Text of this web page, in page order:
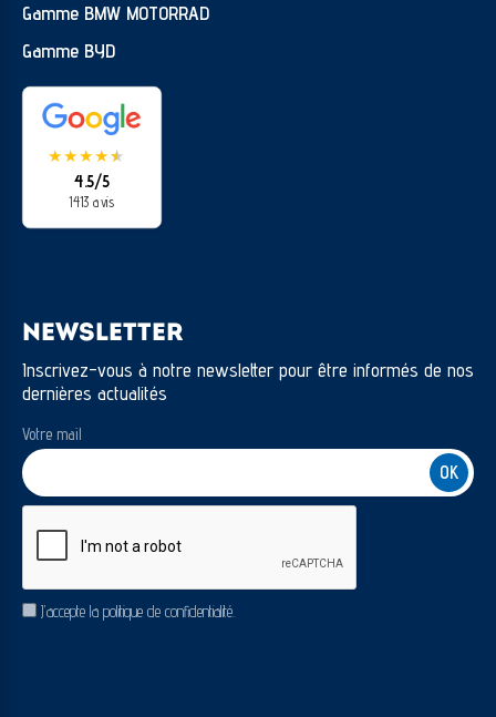
Gamme BMW MOTORRAD
Gamme BYD
★★★★★
★
4.5/5
1413 avis
NEWSLETTER
Inscrivez-vous à notre newsletter pour être informés de nos
dernières actualités
Votre mail
RGPDJ’accepte la politique de confidentialité.